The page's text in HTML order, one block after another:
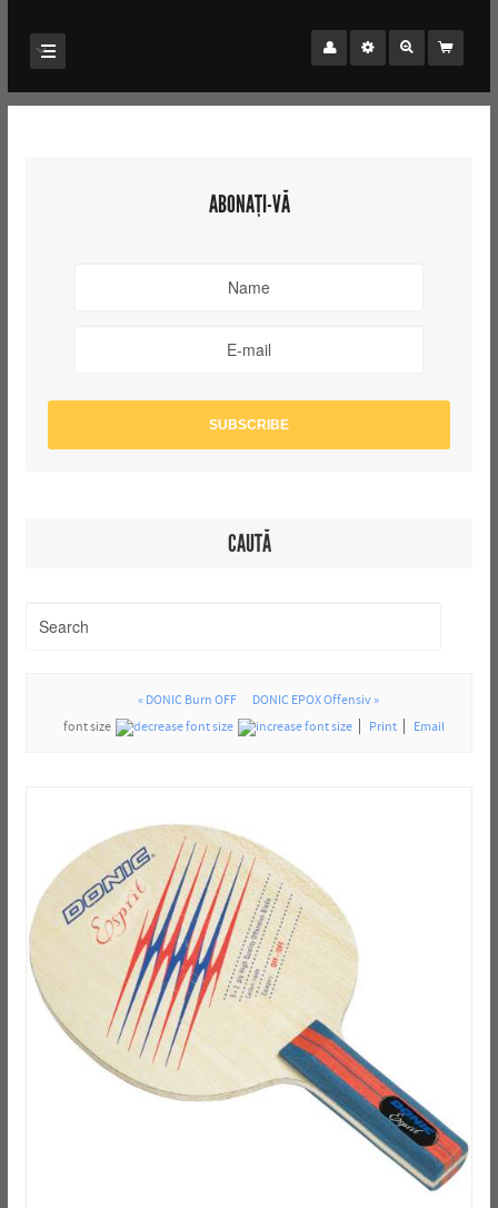
ABONAȚI-VĂ
CAUTĂ
« DONIC Burn OFF
DONIC EPOX Offensiv »
font size
Print Email